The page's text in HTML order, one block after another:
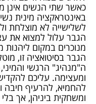
כאשר שתי הנשים אינן
באינטראקציה מינית
לשלישייה לא מוצלחת
הגבר עלול למצוא את
מנוכרים במקום
הגבר בסיטואציה זו,
ה"מנהיג" הרגשי והמיני,
ומעצימה. עליכם
להחמיא, להרעיף חיבה
ומשחקית ביניהן, אך